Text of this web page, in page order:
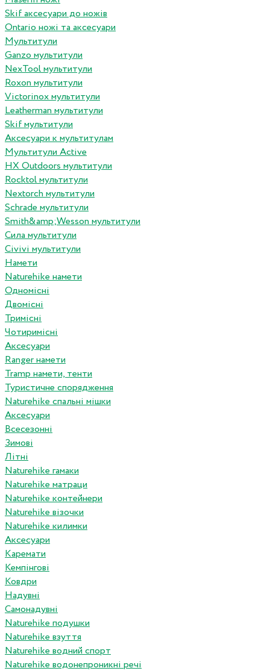
Skif аксесуари до ножів
Ontario ножі та аксесуари
Мультитули
Ganzo мультитули
NexTool мультитули
Roxon мультитули
Victorinox мультитули
Leatherman мультитули
Skif мультитули
Аксесуари к мультитулам
Мультитули Active
HX Outdoors мультитули
Rocktol мультитули
Nextorch мультитули
Schrade мультитули
Smith&amp;Wesson мультитули
Сила мультитули
Civivi мультитули
Намети
Naturehike намети
Одномісні
Двомісні
Тримісні
Чотиримісні
Аксесуари
Ranger намети
Tramp намети, тенти
Туристичне спорядження
Naturehike спальні мішки
Аксесуари
Всесезонні
Зимові
Літні
Naturehike гамаки
Naturehike матраци
Naturehike контейнери
Naturehike візочки
Naturehike килимки
Аксесуари
Каремати
Кемпінгові
Ковдри
Надувні
Самонадувні
Naturehike подушки
Naturehike взуття
Naturehike водний спорт
Naturehike водонепроникні речі